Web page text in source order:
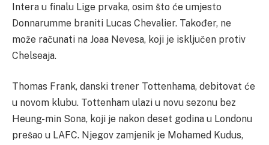
Intera u finalu Lige prvaka, osim što će umjesto
Donnarumme braniti Lucas Chevalier. Također, ne
može računati na Joaa Nevesa, koji je isključen protiv
Chelseaja.
Thomas Frank, danski trener Tottenhama, debitovat će
u novom klubu. Tottenham ulazi u novu sezonu bez
Heung-min Sona, koji je nakon deset godina u Londonu
prešao u LAFC. Njegov zamjenik je Mohamed Kudus,